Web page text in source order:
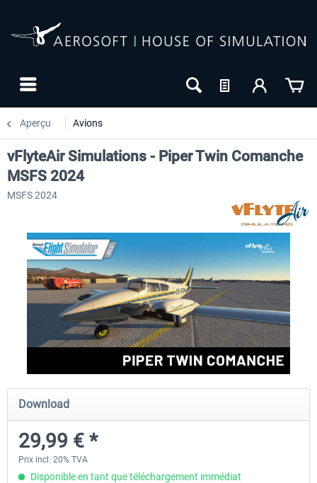
Aperçu Avions
FlightSim Studio - E-Jets 170/175 Aerosoft Aircraft A340-
vFlyteAir Simulations - Piper Twin Comanche
MSFS 2024
MSFS 2024
Download
29,99 € *
Prix incl. 20% TVA
Disponible en tant que téléchargement immédiat